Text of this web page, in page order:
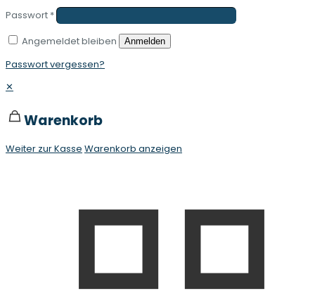
Passwort *
Angemeldet bleiben
Anmelden
Passwort vergessen?
✕
Warenkorb
Weiter zur Kasse Warenkorb anzeigen